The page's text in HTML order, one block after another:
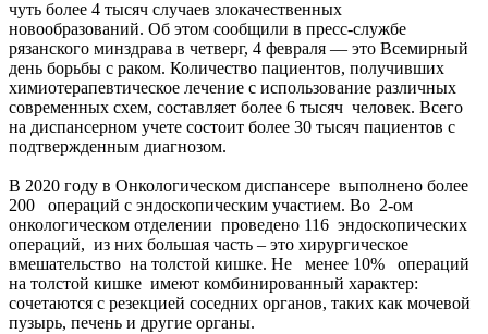
чуть более 4 тысяч случаев злокачественных
новообразований. Об этом сообщили в пресс-службе
рязанского минздрава в четверг, 4 февраля — это Всемирный
день борьбы с раком. Количество пациентов, получивших
химиотерапевтическое лечение с использование различных
современных схем, составляет более 6 тысяч человек. Всего
на диспансерном учете состоит более 30 тысяч пациентов с
подтвержденным диагнозом.
В 2020 году в Онкологическом диспансере выполнено более
200 операций с эндоскопическим участием. Во 2-ом
онкологическом отделении проведено 116 эндоскопических
операций, из них большая часть – это хирургическое
вмешательство на толстой кишке. Не менее 10% операций
на толстой кишке имеют комбинированный характер:
сочетаются с резекцией соседних органов, таких как мочевой
пузырь, печень и другие органы.